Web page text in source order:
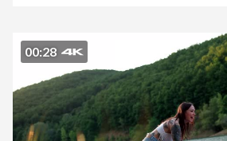
00:28